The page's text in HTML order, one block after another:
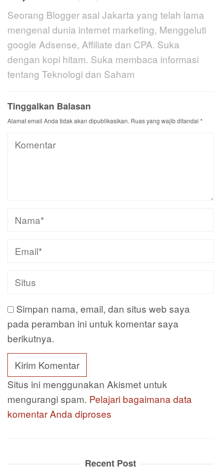
Seorang Blogger asal Jakarta yang telah lama
mengenal dunia internet marketing, Menggeluti
google Adsense, Affiliate dan CPA. Suka
dengan kopi hitam. Suka membaca informasi
tentang Teknologi dan Saham
Tinggalkan Balasan
Alamat email Anda tidak akan dipublikasikan. Ruas yang wajib ditandai *
Simpan nama, email, dan situs web saya
pada peramban ini untuk komentar saya
berikutnya.
Situs ini menggunakan Akismet untuk
mengurangi spam. Pelajari bagaimana data
komentar Anda diproses
Recent Post